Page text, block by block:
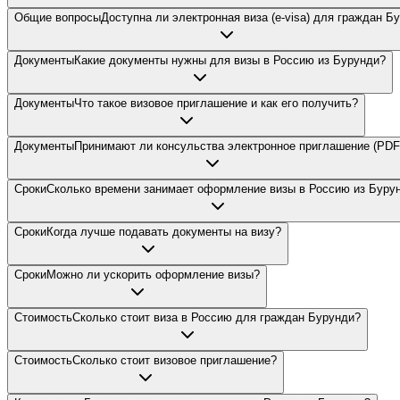
Общие вопросыДоступна ли электронная виза (e-visa) для граждан
ДокументыКакие документы нужны для визы в Россию из Бурунди?
ДокументыЧто такое визовое приглашение и как его получить?
ДокументыПринимают ли консульства электронное приглашение
СрокиСколько времени занимает оформление визы в Россию из
СрокиКогда лучше подавать документы на визу?
СрокиМожно ли ускорить оформление визы?
СтоимостьСколько стоит виза в Россию для граждан Бурунди?
СтоимостьСколько стоит визовое приглашение?